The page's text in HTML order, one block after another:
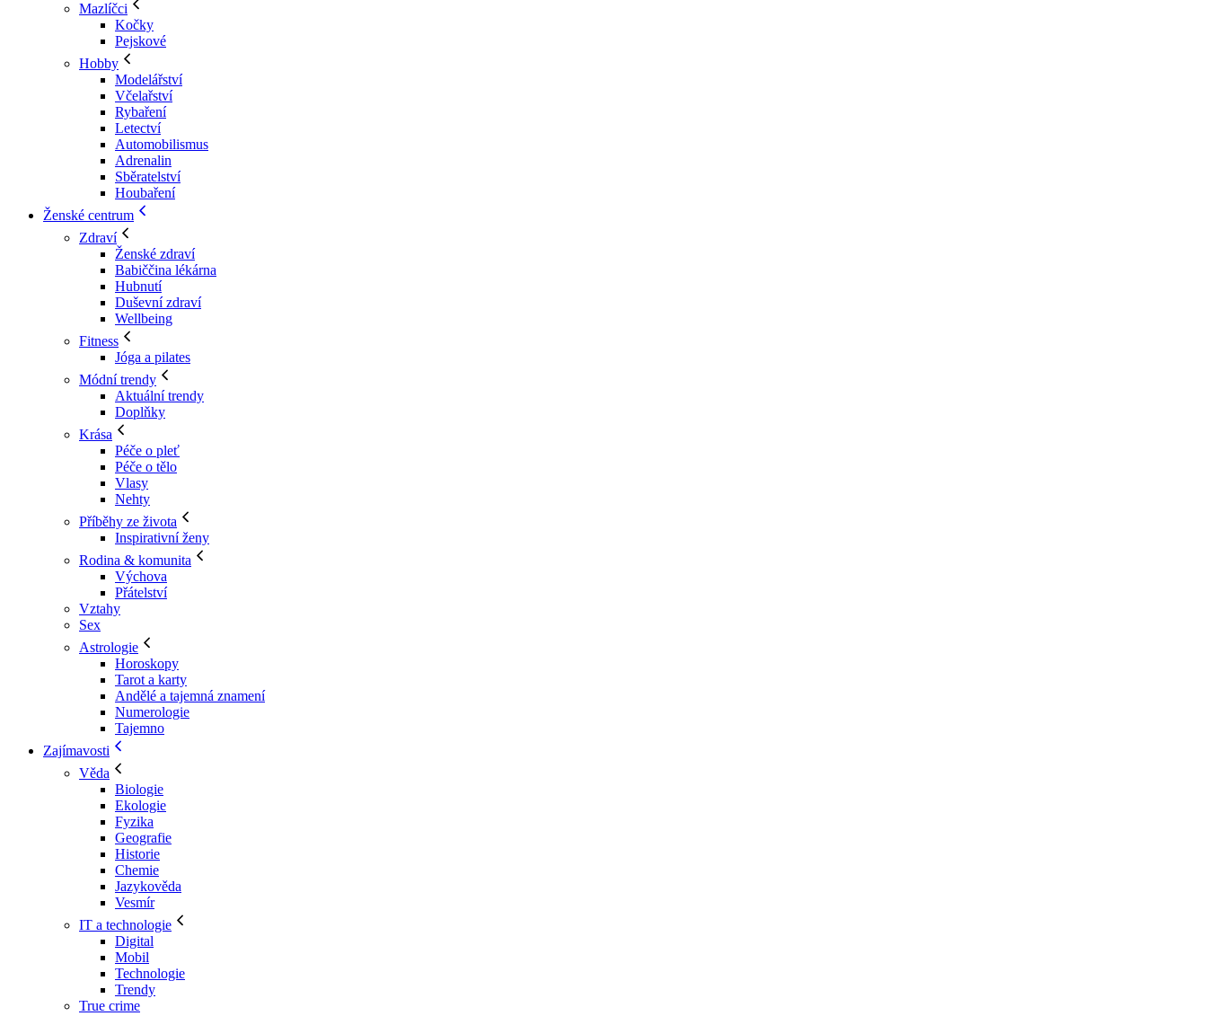
Mazlíčci
Kočky
Pejskové
Hobby
Modelářství
Včelařství
Rybaření
Letectví
Automobilismus
Adrenalin
Sběratelství
Houbaření
Ženské centrum
Zdraví
Ženské zdraví
Babiččina lékárna
Hubnutí
Duševní zdraví
Wellbeing
Fitness
Jóga a pilates
Módní trendy
Aktuální trendy
Doplňky
Krása
Péče o pleť
Péče o tělo
Vlasy
Nehty
Příběhy ze života
Inspirativní ženy
Rodina & komunita
Výchova
Přátelství
Vztahy
Sex
Astrologie
Horoskopy
Tarot a karty
Andělé a tajemná znamení
Numerologie
Tajemno
Zajímavosti
Věda
Biologie
Ekologie
Fyzika
Geografie
Historie
Chemie
Jazykověda
Vesmír
IT a technologie
Digital
Mobil
Technologie
Trendy
True crime